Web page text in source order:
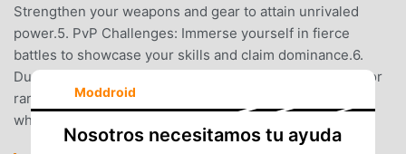
Strengthen your weapons and gear to attain unrivaled
power.5. PvP Challenges: Immerse yourself in fierce
battles to showcase your skills and claim dominance.6.
Dungeon : Plunge into hidden dungeons in your quest for
rare treasures.7. AFK System: Effortlessly level up, even
while you're offline.
Moddroid
Nosotros necesitamos tu ayuda